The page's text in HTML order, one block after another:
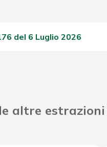
del 6 Luglio 2026
altre estrazioni